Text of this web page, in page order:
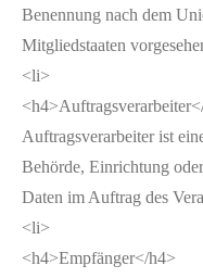
Benennung nach dem
Mitgliedstaaten
<li>
Auftragsverarbeiter ist
Behörde, Einrichtung
Daten im Auftrag des
<li>
<h4>Empfänger</h4>